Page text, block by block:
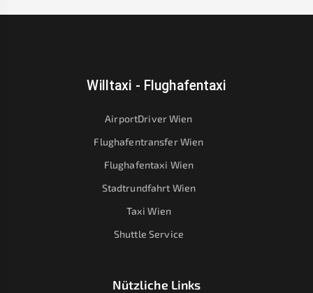
Willtaxi - Flughafentaxi
AirportDriver Wien
Flughafentransfer Wien
Flughafentaxi Wien
Stadtrundfahrt Wien
Taxi Wien
Shuttle Service
Nützliche Links